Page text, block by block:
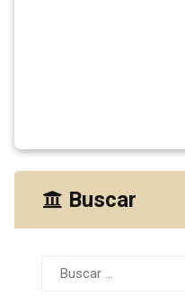
Buscar
Buscar: